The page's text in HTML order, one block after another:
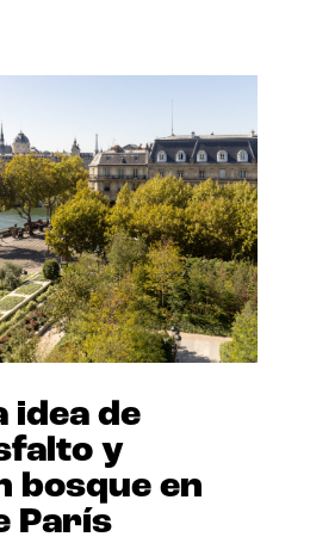
idea de
y
bosque en
París